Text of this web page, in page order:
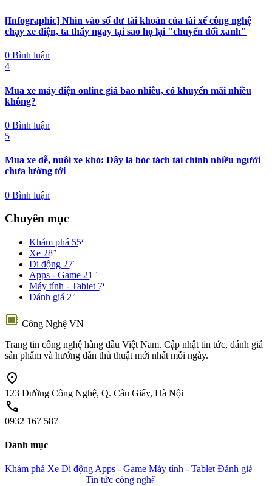
[Infographic] Nhìn vào số dư tài khoản của tài xế công nghệ
chạy xe điện, ta thấy ngay tại sao họ lại "chuyển đổi xanh"
0 Bình luận
4
Mua xe máy điện online giá bao nhiêu, có khuyến mãi nhiều
không?
0 Bình luận
5
Mua xe dễ, nuôi xe khó: Đây là bóc tách tài chính nhiều người
chưa lường tới
0 Bình luận
Chuyên mục
Khám phá 556
Xe 281
Di động 273
Apps - Game 212
Máy tính - Tablet 70
Đánh giá 24
developer_board Công Nghệ VN
Trang tin công nghệ hàng đầu Việt Nam. Cập nhật tin tức, đánh giá
sản phẩm và hướng dẫn thủ thuật mới nhất mỗi ngày.
location_on
123 Đường Công Nghệ, Q. Cầu Giấy, Hà Nội
call
0932 167 587
Danh mục
Khám phá Xe Di độngApps - Game Máy tính - Tablet Đánh giá
Tin tức công nghệ